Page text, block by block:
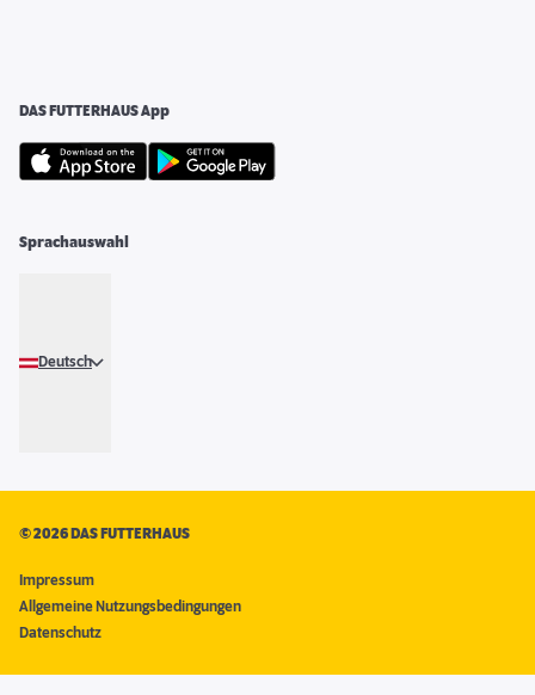
DAS FUTTERHAUS App
Sprachauswahl
Deutsch
©2026 DAS FUTTERHAUS
Impressum
Allgemeine Nutzungsbedingungen
Datenschutz